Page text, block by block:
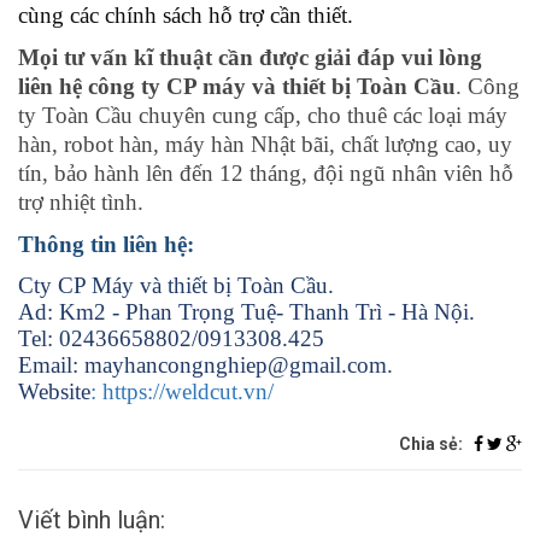
cùng các chính sách hỗ trợ cần thiết.
Mọi tư vấn kĩ thuật cần được giải đáp vui lòng
liên hệ công ty CP máy và thiết bị Toàn Cầu. Công
ty Toàn Cầu chuyên cung cấp, cho thuê các loại máy
hàn, robot hàn, máy hàn Nhật bãi, chất lượng cao, uy
tín, bảo hành lên đến 12 tháng, đội ngũ nhân viên hỗ
trợ nhiệt tình.
Thông tin liên hệ:
Cty CP Máy và thiết bị Toàn Cầu.
Ad: Km2 - Phan Trọng Tuệ- Thanh Trì - Hà Nội.
Tel: 02436658802/0913308.425
Email: mayhancongnghiep@gmail.com.
Website: https://weldcut.vn/
Chia sẻ:
Viết bình luận: